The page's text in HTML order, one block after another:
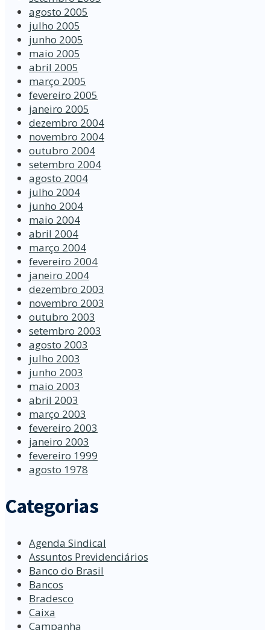
agosto 2005
julho 2005
junho 2005
maio 2005
abril 2005
março 2005
fevereiro 2005
janeiro 2005
dezembro 2004
novembro 2004
outubro 2004
setembro 2004
agosto 2004
julho 2004
junho 2004
maio 2004
abril 2004
março 2004
fevereiro 2004
janeiro 2004
dezembro 2003
novembro 2003
outubro 2003
setembro 2003
agosto 2003
julho 2003
junho 2003
maio 2003
abril 2003
março 2003
fevereiro 2003
janeiro 2003
fevereiro 1999
agosto 1978
Categorias
Agenda Sindical
Assuntos Previdenciários
Banco do Brasil
Bancos
Bradesco
Caixa
Campanha